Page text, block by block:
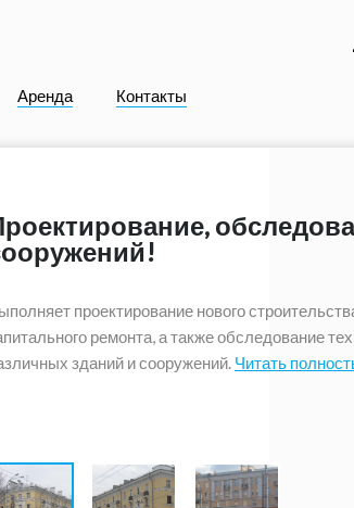
Аренда Контакты
проектирование нового
ремонта, а также обследование
зданий и сооружений.Читать